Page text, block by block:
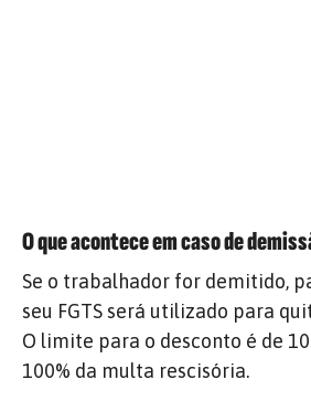
O que acontece em caso de
Se o trabalhador for demitido,
seu FGTS será utilizado para
O limite para o desconto é de
100% da multa rescisória.